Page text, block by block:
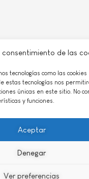
consentimiento de las
tecnologías como las
estas tecnologías nos
únicas en este sitio. No
y funciones.
Aceptar
Denegar
Ver preferencias